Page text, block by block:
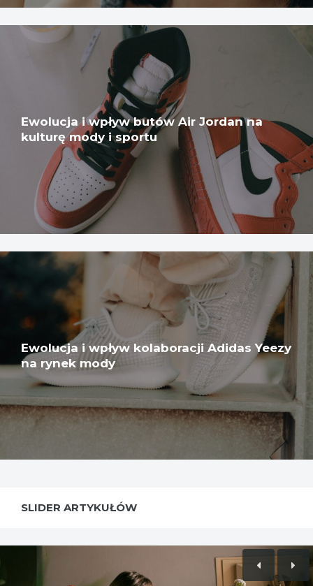
Ewolucja i wpływ butów Air Jordan na
kulturę mody i sportu
Ewolucja i wpływ kolaboracji Adidas Yeezy
na rynek mody
SLIDER ARTYKUŁÓW